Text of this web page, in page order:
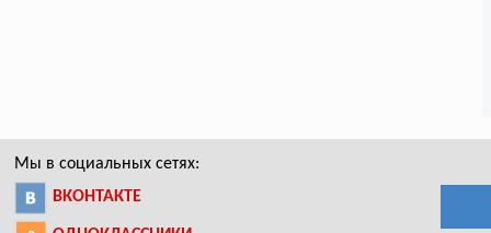
Мы в социальных сетях:
ВКОНТАКТЕ